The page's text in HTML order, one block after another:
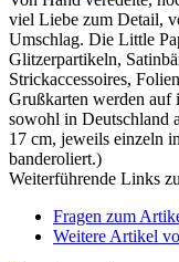
viel Liebe zum Detail,
Umschlag. Die Little
Glitzerpartikeln,
Strickaccessoires,
Grußkarten werden auf
sowohl in Deutschland
17 cm, jeweils einzeln
banderoliert.)
Weiterführende Links
Fragen zum
Weitere Artikel